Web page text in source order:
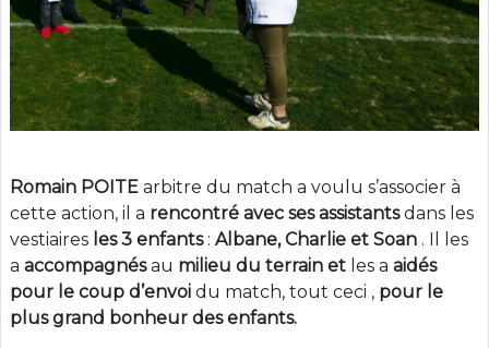
Romain POITE arbitre du match a voulu s’associer à
cette action, il a rencontré avec ses assistantsdans les
vestiaires les 3 enfants: Albane, Charlie et Soan . Il les
a accompagnésau milieu du terrain et les a aidés
pour le coup d’envoi du match, tout ceci , pour le
plus grand bonheur des enfants.